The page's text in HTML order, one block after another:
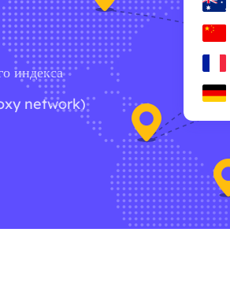
индекса
network)